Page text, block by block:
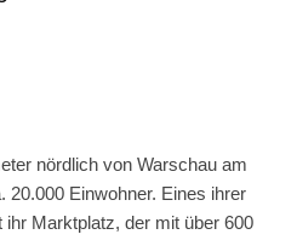
nördlich von Warschau am
20.000 Einwohner. Eines ihrer
Marktplatz, der mit über 600